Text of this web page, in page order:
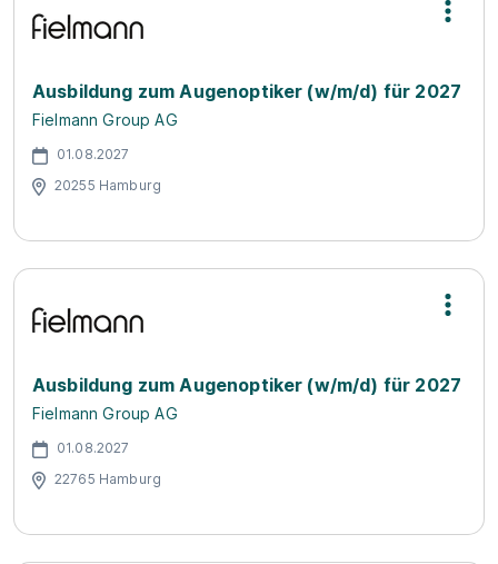
Ausbildung zum Augenoptiker (w/m/d) für 2027
Fielmann Group AG
01.08.2027
20255 Hamburg
Ausbildung zum Augenoptiker (w/m/d) für 2027
Fielmann Group AG
01.08.2027
22765 Hamburg